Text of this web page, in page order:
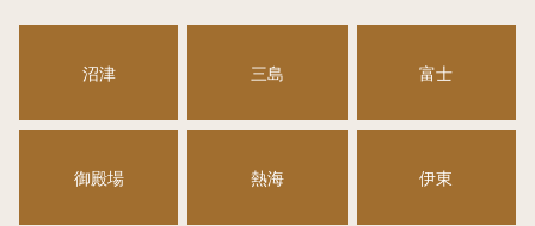
沼津 三島 富士
御殿場 熱海 伊東